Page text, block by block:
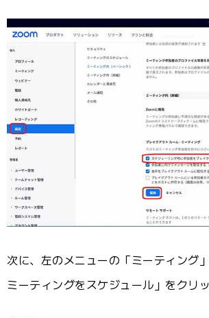
次に、左のメニューの「ミーティング
ミーティングをスケジュール」をクリッ